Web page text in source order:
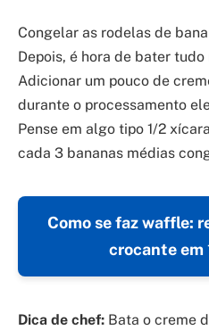
Congelar as rodelas de
Depois, é hora de bater
Adicionar um pouco de
durante o processamento
Pense em algo tipo 1/2
cada 3 bananas médias
Como se faz waffle:
crocante em
Dica de chef: Bata o creme